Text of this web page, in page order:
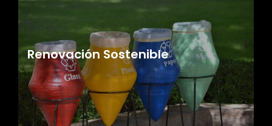
Renovación Sostenible